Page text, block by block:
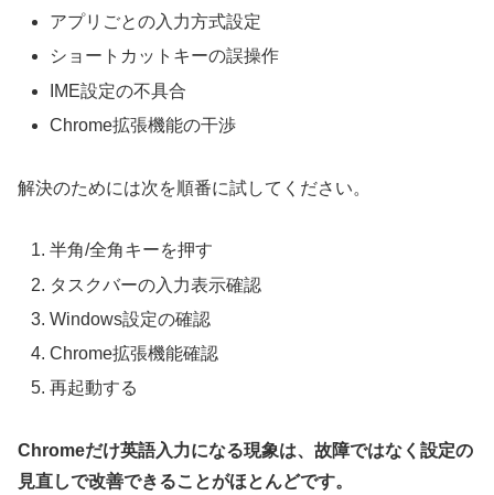
アプリごとの入力方式設定
ショートカットキーの誤操作
IME設定の不具合
Chrome拡張機能の干渉
解決のためには次を順番に試してください。
半角/全角キーを押す
タスクバーの入力表示確認
Windows設定の確認
Chrome拡張機能確認
再起動する
Chromeだけ英語入力になる現象は、故障ではなく設定の
見直しで改善できることがほとんどです。